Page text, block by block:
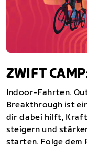
ZWIFT
Indoor-Fahrten.
Breakthrough ist
dir dabei hilft, Kraft
steigern und
starten. Folge dem